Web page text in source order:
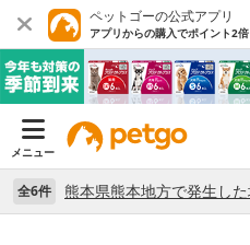
ペットゴーの公式アプリ
アプリからの購入でポイント2倍
メニュー
全6件